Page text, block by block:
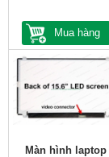
Mua hàng
Màn hình laptop